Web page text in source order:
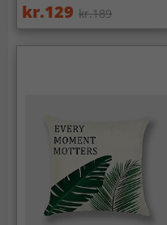
kr.129 kr.189